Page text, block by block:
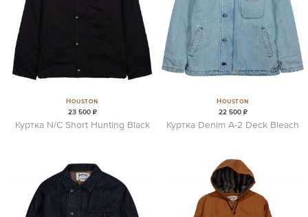
Houston
23 500 ₽
Куртка N/C Short Hunting Black
Houston
22 500 ₽
Куртка Denim A-2 Deck Bleach